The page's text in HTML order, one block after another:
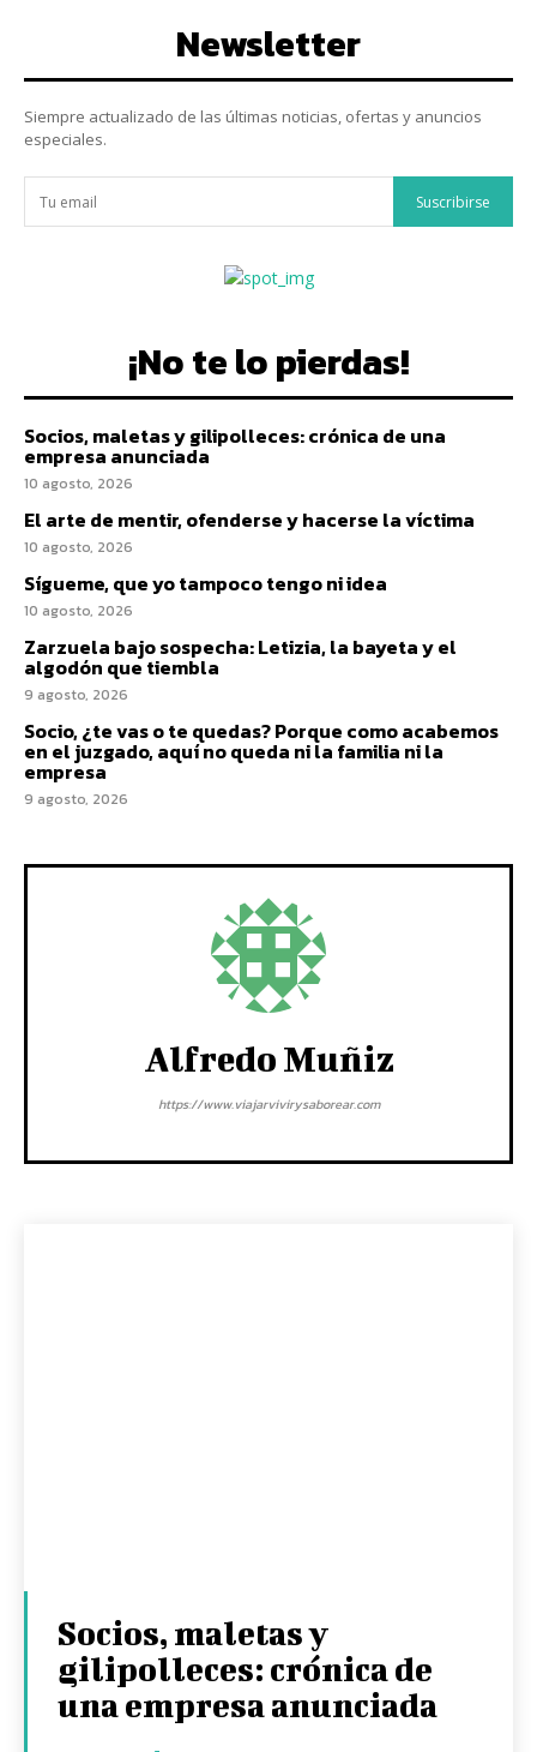
Newsletter
Siempre actualizado de las últimas noticias, ofertas y anuncios
especiales.
Suscribirse
¡No te lo pierdas!
Socios, maletas y gilipolleces: crónica de una
empresa anunciada
10 agosto, 2026
El arte de mentir, ofenderse y hacerse la víctima
10 agosto, 2026
Sígueme, que yo tampoco tengo ni idea
10 agosto, 2026
Zarzuela bajo sospecha: Letizia, la bayeta y el
algodón que tiembla
9 agosto, 2026
Socio, ¿te vas o te quedas? Porque como acabemos
en el juzgado, aquí no queda ni la familia ni la
empresa
9 agosto, 2026
Alfredo Muñiz
https://www.viajarvivirysaborear.com
Socios, maletas y
gilipolleces: crónica de
una empresa anunciada